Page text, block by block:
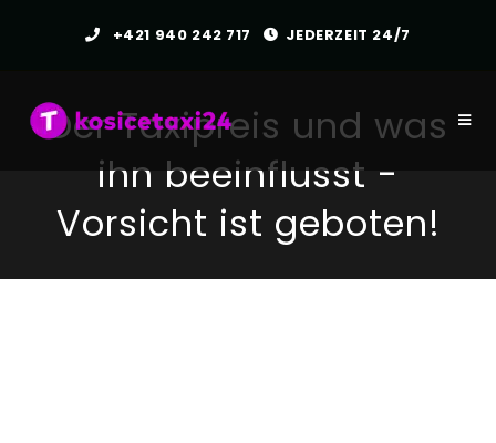
+421 940 242 717 JEDERZEIT 24/7
Der Taxipreis und was
ihn beeinflusst -
Vorsicht ist geboten!